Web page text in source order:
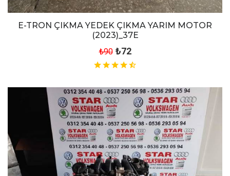
E-TRON ÇIKMA YEDEK ÇIKMA YARIM MOTOR
(2023)_37E
₺90 ₺72